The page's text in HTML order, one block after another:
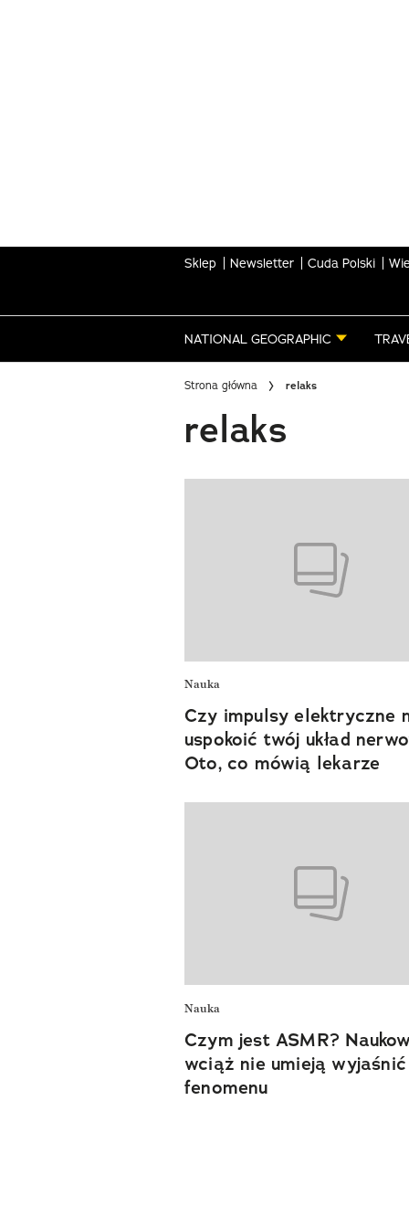
Sklep Newsletter Cuda Polski
NATIONAL GEOGRAPHIC
Strona główna relaks
relaks
Nauka
Czy impulsy elektryczne
uspokoić twój układ
Oto, co mówią lekarze
Nauka
Czym jest ASMR?
wciąż nie umieją
fenomenu